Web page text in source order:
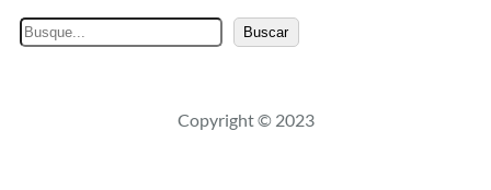
B
u
a
Buscar
Copyright © 2023